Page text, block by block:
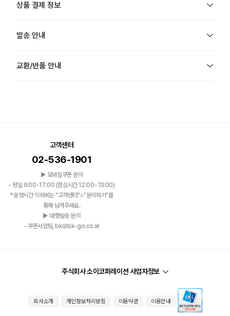
상품 결제 정보
발송 안내
교환/반품 안내
고객센터
02-536-1901
▶ 모바일쿠폰 문의
- 평일 9:00-17:00 (점심시간 12:00~13:00)
*운영시간 이외에는 "고객센터">"문의하기"를
통해 남겨주세요.
▶ 대행발송 문의
- 쿠폰사업팀, bk@bk-go.co.kr
주식회사 소이코퍼레이션 사업자정보
회사소개 개인정보처리방침 이용약관 이용안내